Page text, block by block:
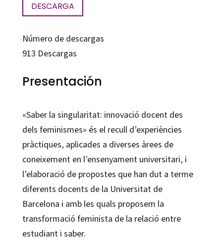
DESCARGA
Número de descargas
913 Descargas
Presentación
«Saber la singularitat: innovació docent des
dels feminismes» és el recull d’experiències
pràctiques, aplicades a diverses àrees de
coneixement en l’ensenyament universitari, i
l’elaboració de propostes que han dut a terme
diferents docents de la Universitat de
Barcelona i amb les quals proposem la
transformació feminista de la relació entre
estudiant i saber.